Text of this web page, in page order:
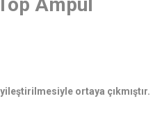
ortaya çıkmıştır.